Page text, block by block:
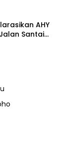
AHY
Santai